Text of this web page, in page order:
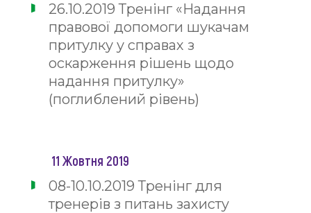
26.10.2019 Тренінг «Надання
правової допомоги шукачам
притулку у справах з
оскарження рішень щодо
надання притулку»
(поглиблений рівень)
11 Жовтня 2019
08-10.10.2019 Тренінг для
тренерів з питань захисту